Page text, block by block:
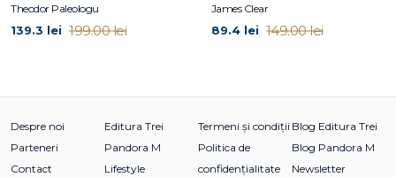
Fata care nu se putea opri din mers – Samar Yazbek
Romanul urmărește destinul unei fete care crește într-o
impactul războiului asupra copilăriei, identității și memoriei.
Theodor Paleologu
139.3 lei 199.00 lei
James Clear
89.4 lei 149.00 lei
Despre noi
Parteneri
Contact
Editura Trei
Pandora M
Lifestyle
Termeni și condiții
Politica de
confidențialitate
Blog Editura Trei
Blog Pandora M
Newsletter